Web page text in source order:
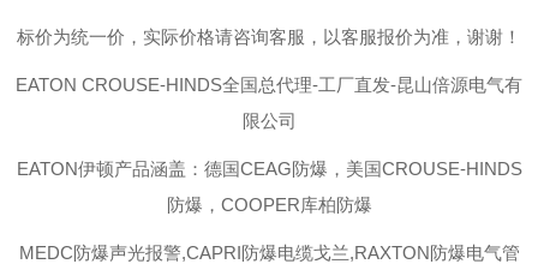
标价为统一价，实际价格请咨询客服，以客服报价为准，谢谢！
EATON CROUSE-HINDS全国总代理-工厂直发-昆山倍源电气有
限公司
EATON伊顿产品涵盖：德国CEAG防爆，美国CROUSE-HINDS
防爆，COOPER库柏防爆
MEDC防爆声光报警,CAPRI防爆电缆戈兰,RAXTON防爆电气管